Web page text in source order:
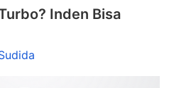
Inden Bisa